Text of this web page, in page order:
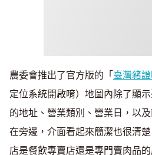
農委會推出了官方版的「臺灣豬
定位系統開啟唷）地圖內除了顯
的地址、營業類別、營業日，以
在旁邊，介面看起來簡潔也很清
店是餐飲專賣店還是專門賣肉品